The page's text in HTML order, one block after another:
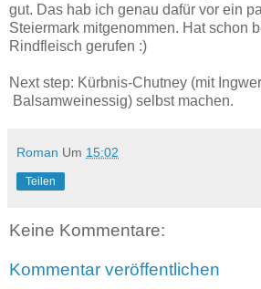
gut. Das hab ich genau dafür vor ein
Steiermark mitgenommen. Hat schon
Rindfleisch gerufen :)
Next step: Kürbnis-Chutney (mit
Balsamweinessig) selbst machen.
Roman Um 15:02
Teilen
Keine Kommentare:
Kommentar veröffentlichen